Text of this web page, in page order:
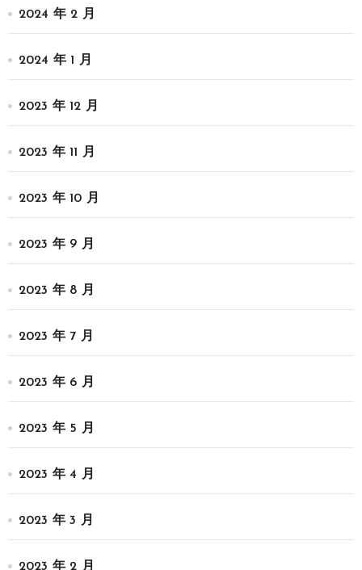
2024 年 2 月
2024 年 1 月
2023 年 12 月
2023 年 11 月
2023 年 10 月
2023 年 9 月
2023 年 8 月
2023 年 7 月
2023 年 6 月
2023 年 5 月
2023 年 4 月
2023 年 3 月
2023 年 2 月